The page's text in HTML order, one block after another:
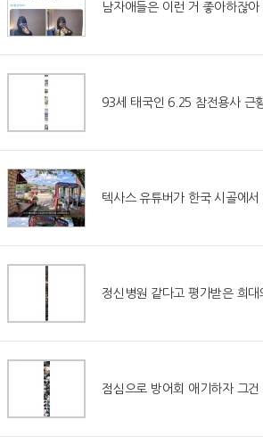
남자애들은 이런 거 좋아하잖아
93세 태국인 6.25 참전용사 근
텍사스 유튜버가 한국 시골에
정신병원 같다고 평가받은 희대
점심으로 방어회 애기하자 그